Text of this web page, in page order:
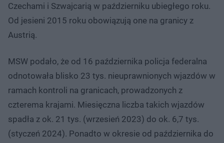
Czechami i Szwajcarią w październiku ubiegłego roku.
Od jesieni 2015 roku obowiązują one na granicy z
Austrią.
MSW podało, że od 16 października policja federalna
odnotowała blisko 23 tys. nieuprawnionych wjazdów w
ramach kontroli na granicach, prowadzonych z
czterema krajami. Miesięczna liczba takich wjazdów
spadła z ok. 21 tys. (wrzesień 2023) do ok. 6,7 tys.
(styczeń 2024). Ponadto w okresie od października do